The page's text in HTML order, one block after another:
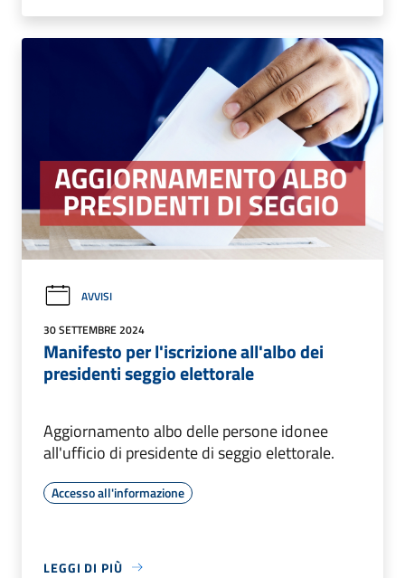
AVVISI
30 SETTEMBRE 2024
Manifesto per l'iscrizione all'albo dei
presidenti seggio elettorale
Aggiornamento albo delle persone idonee
all'ufficio di presidente di seggio elettorale.
Accesso all'informazione
LEGGI DI PIÙ